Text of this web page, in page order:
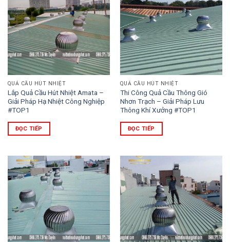
QUẢ CẦU HÚT NHIỆT
Lắp Quả Cầu Hút Nhiệt Amata –
Giải Pháp Hạ Nhiệt Công Nghiệp
#TOP1
ĐỌC TIẾP
QUẢ CẦU HÚT NHIỆT
Thi Công Quả Cầu Thông Gió
Nhơn Trạch – Giải Pháp Lưu
Thông Khí Xưởng #TOP1
ĐỌC TIẾP